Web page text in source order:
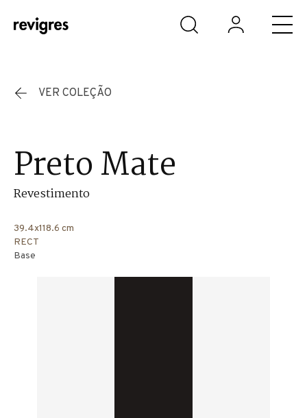
Saltar para o conteúdo principal
VER COLEÇÃO
Preto Mate
Revestimento
39.4x118.6 cm
RECT
Base